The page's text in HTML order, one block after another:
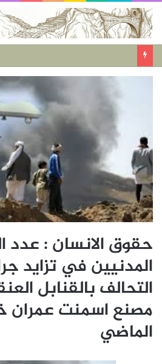
حقوق الانسان : عدد
المدنيين في تزايد
التحالف بالقنابل
مصنع اسمنت عمران
الماضي